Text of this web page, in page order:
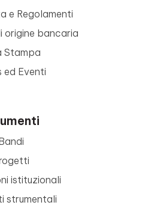
e Regolamenti
origine bancaria
Stampa
ed Eventi
istituzionali
strumentali